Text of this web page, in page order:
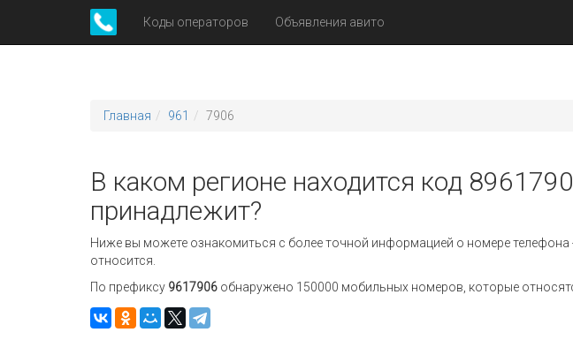
Коды операторов Объявления авито
Главная 961 7906
В каком регионе находится код
принадлежит?
Ниже вы можете ознакомиться с более точной информацией о номере
относится.
По префиксу 9617906 обнаружено 150000 мобильных номеров, которые